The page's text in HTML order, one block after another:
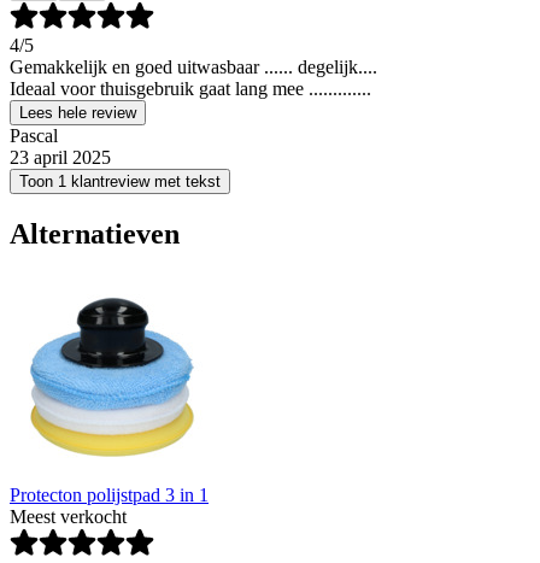
4/5
Gemakkelijk en goed uitwasbaar ...... degelijk....
Ideaal voor thuisgebruik gaat lang mee .............
Lees hele review
Pascal
23 april 2025
Toon 1 klantreview met tekst
Alternatieven
Protecton polijstpad 3 in 1
Meest verkocht